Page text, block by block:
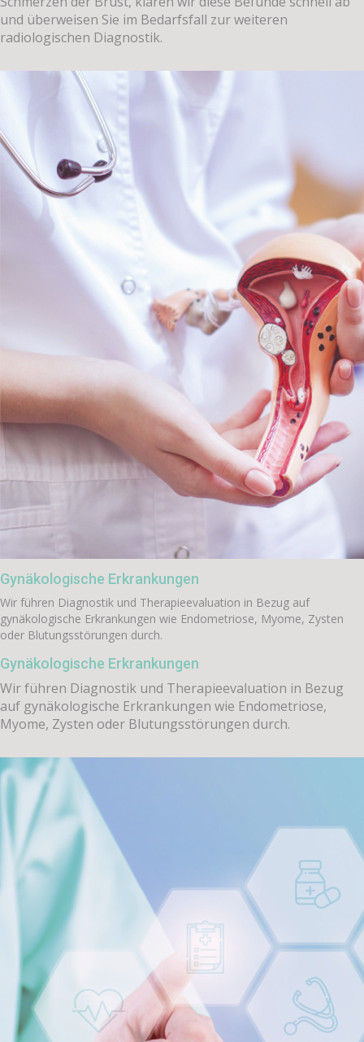
und überweisen Sie im Bedarfsfall zur weiteren
radiologischen Diagnostik.
Gynäkologische Erkrankungen
Wir führen Diagnostik und Therapieevaluation in Bezug auf
gynäkologische Erkrankungen wie Endometriose, Myome, Zysten
oder Blutungsstörungen durch.
Gynäkologische Erkrankungen
Wir führen Diagnostik und Therapieevaluation in Bezug
auf gynäkologische Erkrankungen wie Endometriose,
Myome, Zysten oder Blutungsstörungen durch.